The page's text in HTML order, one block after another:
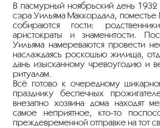
В пасмурный ноябрьский день 1932
сэра Уильяма Маккордала,
собираются гости:
аристократы и знаменитости.
Уильяма намереваются провести
наслаждаясь роскошью жилища,
дань изысканному чревоугодию и
ритуалам.
Всё готово к очередному
празднику беспечных
внезапно хозяина дома находят
самое неприятное, кто-то
преждевременной отправке на тот